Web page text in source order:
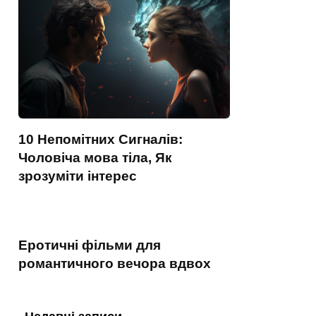
10 Непомітних Сигналів:
Чоловіча мова тіла, Як
зрозуміти інтерес
Еротичні фільми для
романтичного вечора вдвох